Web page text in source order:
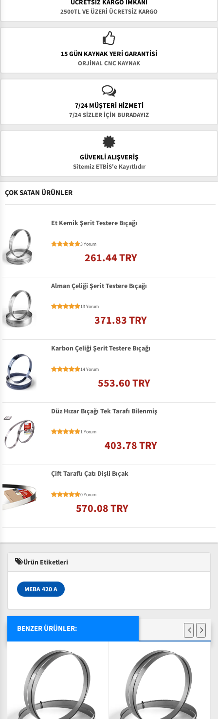
ÜCRETSIZ KARGO İMKANI
2500TL VE ÜZERİ ÜCRETSİZ KARGO
15 GÜN KAYNAK YERI GARANTISI
ORJİNAL CNC KAYNAK
7/24 MÜŞTERİ HİZMETİ
7/24 SİZLER İÇİN BURADAYIZ
GÜVENLI ALIŞVERIŞ
Sitemiz ETBİS'e Kayıtlıdır
ÇOK SATAN ÜRÜNLER
Et Kemik Şerit Testere Bıçağı
3 Yorum
261.44 TRY
Alman Çeliği Şerit Testere Bıçağı
13 Yorum
371.83 TRY
Karbon Çeliği Şerit Testere Bıçağı
14 Yorum
553.60 TRY
Düz Hızar Bıçağı Tek Tarafı Bilenmiş
1 Yorum
403.78 TRY
Çift Taraflı Çatı Dişli Bıçak
0 Yorum
570.08 TRY
Ürün Etiketleri
MEBA 420 A
BENZER ÜRÜNLER: